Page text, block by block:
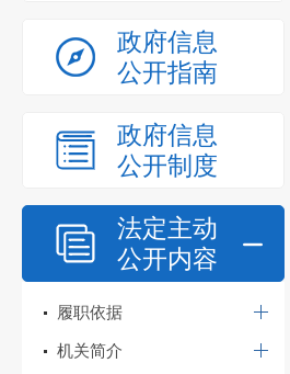
政府信息
公开指南
政府信息
公开制度
法定主动
公开内容
履职依据
机关简介